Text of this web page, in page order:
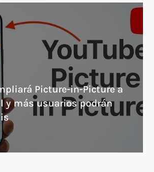
Picture-in-Picture a
y más usuarios podrán